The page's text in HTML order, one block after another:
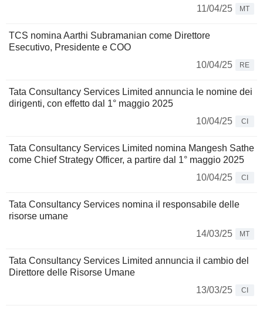
11/04/25
MT
TCS nomina Aarthi Subramanian come Direttore
Esecutivo, Presidente e COO
10/04/25
RE
Tata Consultancy Services Limited annuncia le nomine dei
dirigenti, con effetto dal 1° maggio 2025
10/04/25
CI
Tata Consultancy Services Limited nomina Mangesh Sathe
come Chief Strategy Officer, a partire dal 1° maggio 2025
10/04/25
CI
Tata Consultancy Services nomina il responsabile delle
risorse umane
14/03/25
MT
Tata Consultancy Services Limited annuncia il cambio del
Direttore delle Risorse Umane
13/03/25
CI